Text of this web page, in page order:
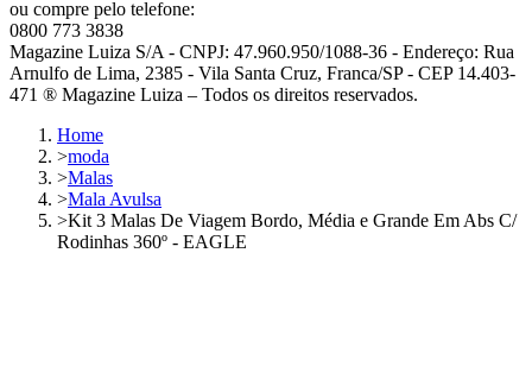
ou compre pelo telefone:
0800 773 3838
Magazine Luiza S/A - CNPJ: 47.960.950/1088-36 - Endereço: Rua
Arnulfo de Lima, 2385 - Vila Santa Cruz, Franca/SP - CEP 14.403-
471 ® Magazine Luiza – Todos os direitos reservados.
Home
>moda
>Malas
>Mala Avulsa
>Kit 3 Malas De Viagem Bordo, Média e Grande Em Abs C/
Rodinhas 360º - EAGLE